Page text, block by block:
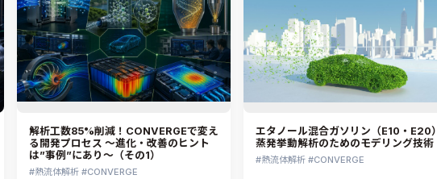
解析工数85%削減！CONVERGEで変え
る開発プロセス ～進化・改善のヒント
は”事例”にあり～（その1）
熱流体解析 CONVERGE
エタノール混合ガソリン（E10・E20）
蒸発挙動解析のためのモデリング技術
熱流体解析 CONVERGE